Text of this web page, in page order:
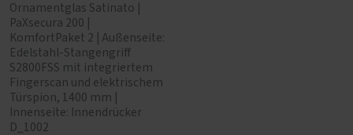
Ornamentglas Satinato |
PaXsecura 200 |
KomfortPaket 2 | Außenseite:
Edelstahl-Stangengriff
S2800FSS mit integriertem
Fingerscan und elektrischem
Türspion, 1400 mm |
Innenseite: Innendrücker
D_1002